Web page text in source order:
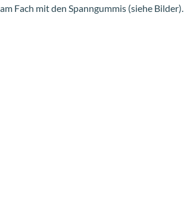
Fach mit den Spanngummis (siehe Bilder).